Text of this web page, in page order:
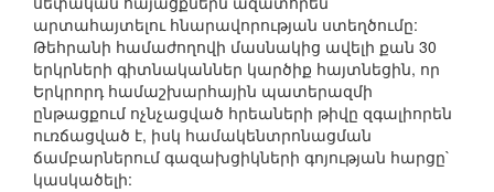
արտահայտելու հնարավորության ստեղծումը:
Թեհրանի համաժողովի մասնակից ավելի քան 30
երկրների գիտնականներ կարծիք հայտնեցին, որ
Երկրորդ համաշխարհային պատերազմի
ընթացքում ոչնչացված հրեաների թիվը զգալիորեն
ուռճացված է, իսկ համակենտրոնացման
ճամբարներում գազախցիկների գոյության հարցը`
կասկածելի: